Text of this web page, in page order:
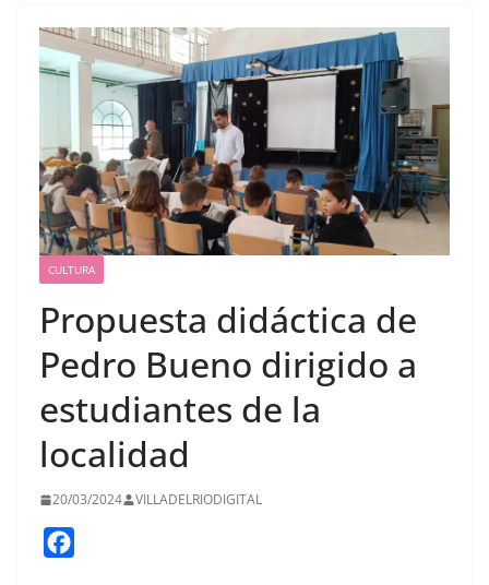
CULTURA
Propuesta didáctica de
Pedro Bueno dirigido a
estudiantes de la
localidad
20/03/2024 VILLADELRIODIGITAL